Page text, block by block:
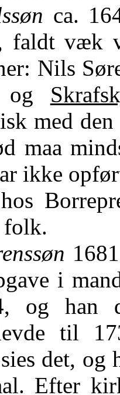
ca.
faldt væk
Nils
og
med
maa
ikke
folk.
i
og han
til
det, og
Efter